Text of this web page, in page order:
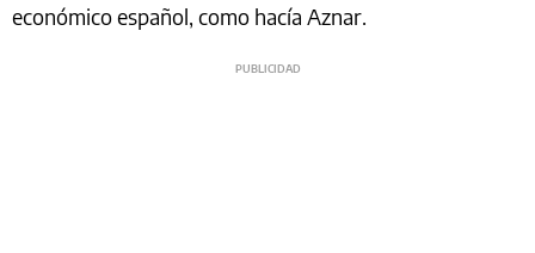
económico español, como hacía Aznar.